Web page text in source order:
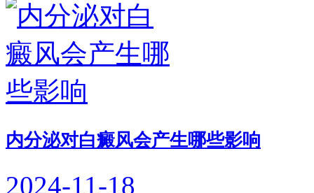
内分泌对白癜风会产生哪些影响
2024-11-18